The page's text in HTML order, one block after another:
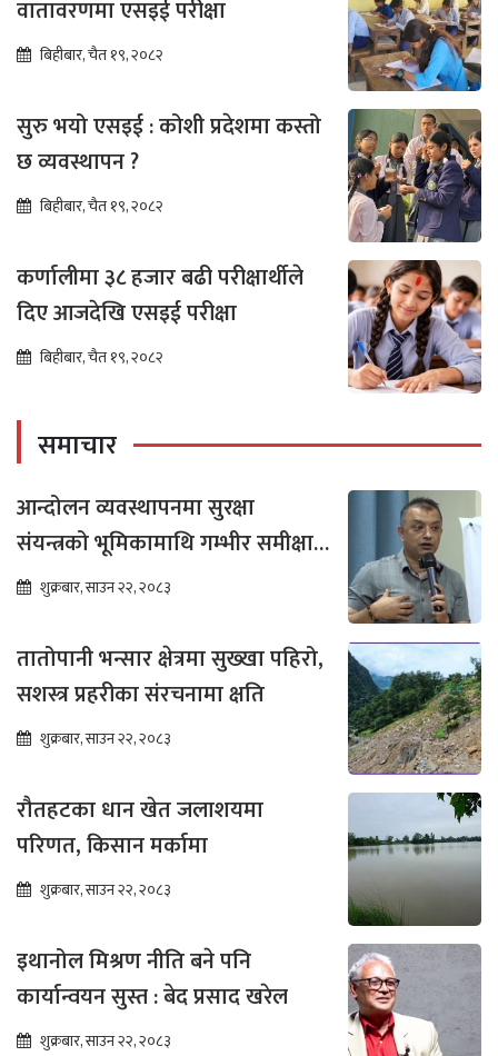
वातावरणमा एसइई परीक्षा
बिहीबार, चैत १९, २०८२
सुरु भयो एसइई : कोशी प्रदेशमा कस्तो
छ व्यवस्थापन ?
बिहीबार, चैत १९, २०८२
कर्णालीमा ३८ हजार बढी परीक्षार्थीले
दिए आजदेखि एसइई परीक्षा
बिहीबार, चैत १९, २०८२
समाचार
आन्दोलन व्यवस्थापनमा सुरक्षा
संयन्त्रको भूमिकामाथि गम्भीर समीक्षा
आवश्यक : गगन थापा
शुक्रबार, साउन २२, २०८३
तातोपानी भन्सार क्षेत्रमा सुख्खा पहिरो,
सशस्त्र प्रहरीका संरचनामा क्षति
शुक्रबार, साउन २२, २०८३
रौतहटका धान खेत जलाशयमा
परिणत, किसान मर्कामा
शुक्रबार, साउन २२, २०८३
इथानोल मिश्रण नीति बने पनि
कार्यान्वयन सुस्त : बेद प्रसाद खरेल
शुक्रबार, साउन २२, २०८३